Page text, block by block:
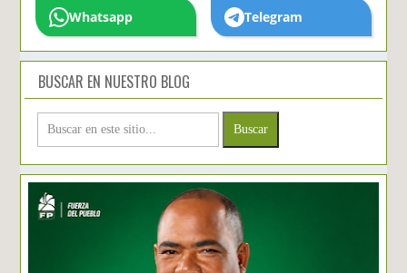
Whatsapp Telegram
BUSCAR EN NUESTRO BLOG